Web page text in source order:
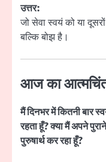
उत्तर:
जो सेवा स्वयं को या
बल्कि बोझ है।
आज का
मैं दिनभर में कितनी बार
रहता हूँ? क्या मैं अपने
पुरुषार्थ कर रहा हूँ?